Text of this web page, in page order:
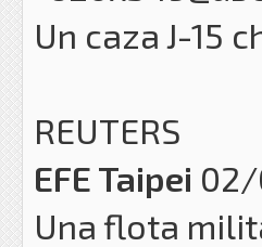
Un caza J-15
REUTERS
EFE Taipei 02/
Una flota